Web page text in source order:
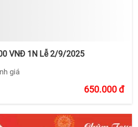
VNĐ 1N Lễ 2/9/2025
giá
650.000đ